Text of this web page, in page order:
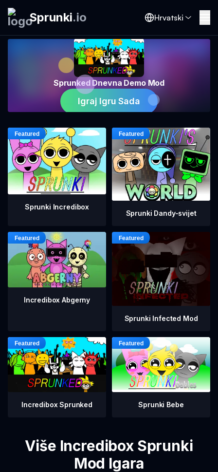
Sprunki.io Hrvatski
Sprunked Dnevna Demo Mod
Igraj Igru Sada
Sprunki Incredibox
Sprunki Dandy-svijet
Incredibox Abgerny
Sprunki Infected Mod
Incredibox Sprunked Sprunki Bebe
Više Incredibox Sprunki
Mod Igara